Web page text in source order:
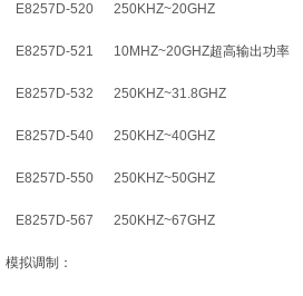
520 250KHZ~20GHZ
521 10MHZ~20GHZ超高输出功率
532 250KHZ~31.8GHZ
540 250KHZ~40GHZ
550 250KHZ~50GHZ
567 250KHZ~67GHZ
拟调制：